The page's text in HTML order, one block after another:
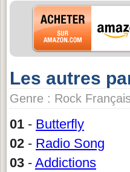
Les autres
Genre : Rock
01 - Butterfly
02 - Radio Song
03 - Addictions